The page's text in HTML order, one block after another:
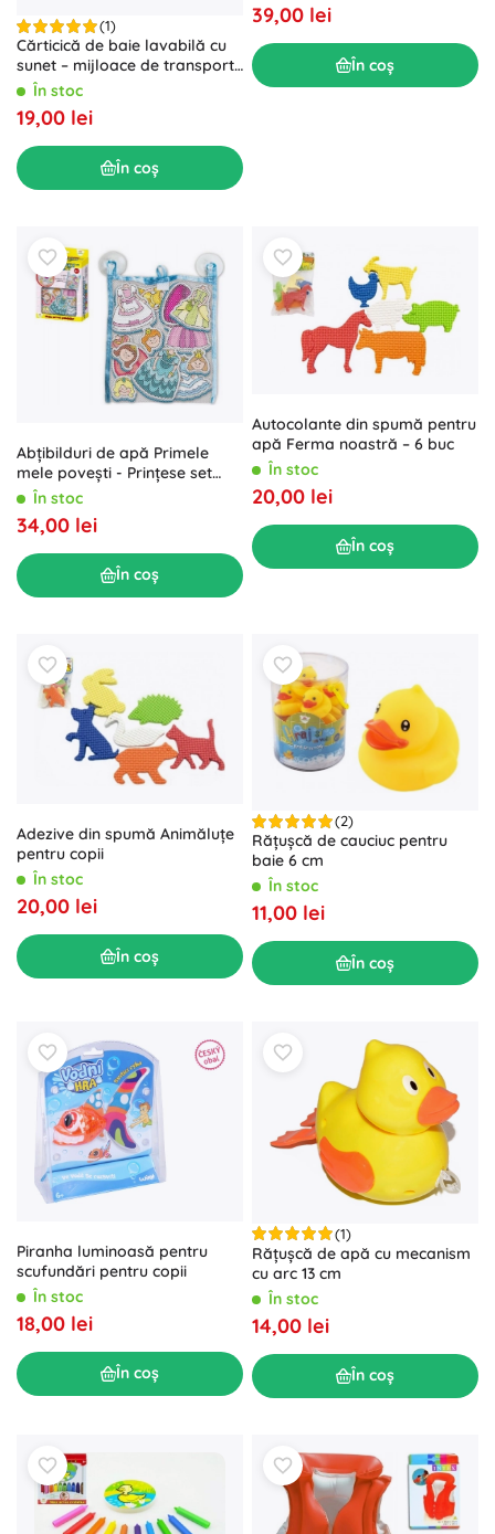
(1)
Cărticică de baie lavabilă cu
sunet – mijloace de transport,
10 × 10 cm
În stoc
19,00 lei
În coș
39,00 lei
În coș
Abțibilduri de apă Primele
mele povești - Prințese set
spumă cu plasă
În stoc
34,00 lei
În coș
Autocolante din spumă pentru
apă Ferma noastră – 6 buc
În stoc
20,00 lei
În coș
Adezive din spumă Animăluțe
pentru copii
În stoc
20,00 lei
În coș
(2)
Rățușcă de cauciuc pentru
baie 6 cm
În stoc
11,00 lei
În coș
Piranha luminoasă pentru
scufundări pentru copii
În stoc
18,00 lei
În coș
(1)
Rățușcă de apă cu mecanism
cu arc 13 cm
În stoc
14,00 lei
În coș